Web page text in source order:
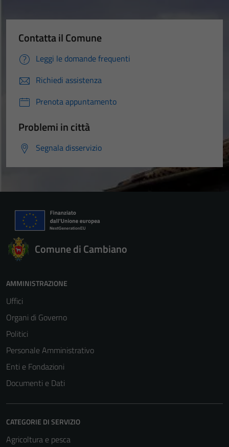
Contatta il Comune
Leggi le domande frequenti
Richiedi assistenza
Prenota appuntamento
Problemi in città
Segnala disservizio
Comune di Cambiano
AMMINISTRAZIONE
Uffici
Organi di Governo
Politici
Personale Amministrativo
Enti e Fondazioni
Documenti e Dati
CATEGORIE DI SERVIZIO
Agricoltura e pesca